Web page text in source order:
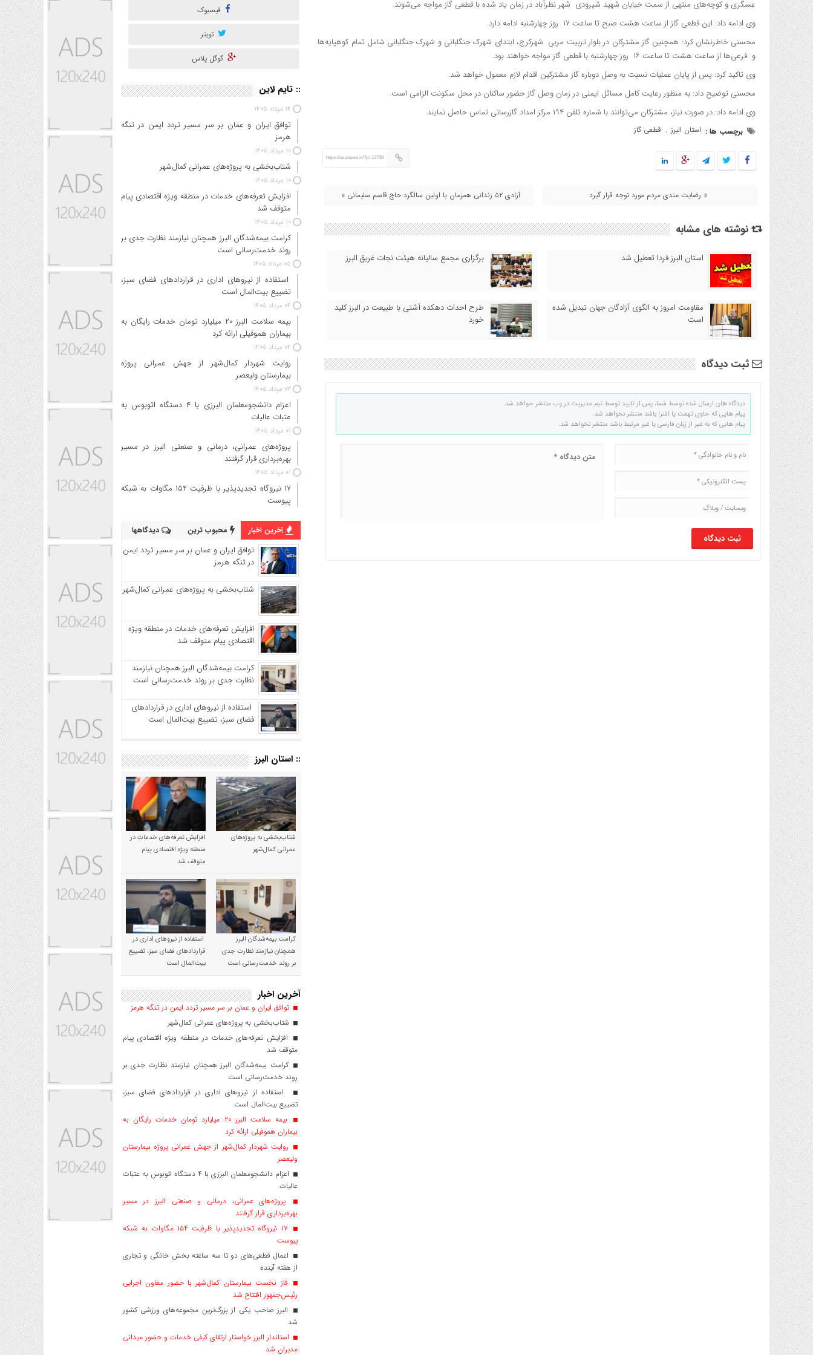
عسگری و کوچه‌های منتهی از سمت خیابان شهید شیرودی شهر نظرآباد در زمان یاد شده با قطعی گاز مواجه می‌شوند.
وی ادامه داد: این قطعی گاز از ساعت هشت صبح تا ساعت ۱۷ روز چهارشنبه ادامه دارد.
محسنی خاطرنشان کرد: همچنین گاز مشترکان در بلوار تربیت مربی شهرکرج، ابتدای شهرک جنگلبانی و شهرک جنگلبانی شامل تمام کوهپایه‌ها
و فرعی‌ها از ساعت هشت تا ساعت ۱۶ روز چهارشنبه با قطعی گاز مواجه خواهند بود.
وی تاکید کرد: پس از پایان عملیات نسبت به وصل دوباره گاز مشترکین اقدام لازم معمول خواهد شد.
محسنی توضیح داد: به منظور رعایت کامل مسائل ایمنی در زمان وصل گاز حضور ساکنان در محل سکونت الزامی است.
وی ادامه داد: در صورت نیاز، مشترکان می‌توانند با شماره تلفن ۱۹۴ مرکز امداد گازرسانی تماس حاصل نمایند.
برچسب ها : استان البرز , قطعی گاز
https://taranews.ir/?p=12738
« رضایت مندی مردم مورد توجه قرار گیرد آزادی ۵۲ زندانی همزمان با اولین سالگرد حاج قاسم سلیمانی »
نوشته های مشابه
استان البرز فردا تعطیل شد برگزاری مجمع سالیانه هیئت نجات غریق البرز
مقاومت امروز به الگوی آزادگان جهان تبدیل شده
است
طرح احداث دهکده آشتی با طبیعت در البرز کلید
خورد
ثبت دیدگاه
دیدگاه های ارسال شده توسط شما، پس از تایید توسط تیم مدیریت در وب منتشر خواهد شد.
پیام هایی که حاوی تهمت یا افترا باشد منتشر نخواهد شد.
پیام هایی که به غیر از زبان فارسی یا غیر مرتبط باشد منتشر نخواهد شد.
فیسبوک
تویتر
گوگل پلاس
:: تایم لاین
۱۴ مرداد ۱۴۰۵
توافق ایران و عمان بر سر مسیر تردد ایمن در تنگه
هرمز
۱۰ مرداد ۱۴۰۵
شتاب‌بخشی به پروژه‌های عمرانی کمال‌شهر
۱۰ مرداد ۱۴۰۵
افزایش تعرفه‌های خدمات در منطقه ویژه اقتصادی پیام
متوقف شد
۱۰ مرداد ۱۴۰۵
کرامت بیمه‌شدگان البرز همچنان نیازمند نظارت جدی بر
روند خدمت‌رسانی است
۰۵ مرداد ۱۴۰۵
استفاده از نیروهای اداری در قراردادهای فضای سبز،
تضییع بیت‌المال است
۰۴ مرداد ۱۴۰۵
بیمه سلامت البرز ۲۰ میلیارد تومان خدمات رایگان به
بیماران هموفیلی ارائه کرد
۰۴ مرداد ۱۴۰۵
روایت شهردار کمال‌شهر از جهش عمرانی پروژه
بیمارستان ولیعصر
۰۳ مرداد ۱۴۰۵
اعزام دانشجو‌معلمان البرزی با ۴ دستگاه اتوبوس به
عتبات عالیات
۰۱ مرداد ۱۴۰۵
پروژه‌های عمرانی، درمانی و صنعتی البرز در مسیر
بهره‌برداری قرار گرفتند
۰۱ مرداد ۱۴۰۵
۱۷ نیروگاه تجدیدپذیر با ظرفیت ۱۵۴ مگاوات به شبکه
پیوست
آخرین اخبار محبوب ترین دیدگاهها
توافق ایران و عمان بر سر مسیر تردد ایمن
در تنگه هرمز
شتاب‌بخشی به پروژه‌های عمرانی کمال‌شهر
افزایش تعرفه‌های خدمات در منطقه ویژه
اقتصادی پیام متوقف شد
کرامت بیمه‌شدگان البرز همچنان نیازمند
نظارت جدی بر روند خدمت‌رسانی است
استفاده از نیروهای اداری در قراردادهای
فضای سبز، تضییع بیت‌المال است
:: استان البرز
شتاب‌بخشی به پروژه‌های
عمرانی کمال‌شهر
افزایش تعرفه‌های خدمات در
منطقه ویژه اقتصادی پیام
متوقف شد
کرامت بیمه‌شدگان البرز
همچنان نیازمند نظارت جدی
بر روند خدمت‌رسانی است
استفاده از نیروهای اداری در
قراردادهای فضای سبز، تضییع
بیت‌المال است
آخرین اخبار
توافق ایران و عمان بر سر مسیر تردد ایمن در تنگه هرمز
شتاب‌بخشی به پروژه‌های عمرانی کمال‌شهر
افزایش تعرفه‌های خدمات در منطقه ویژه اقتصادی پیام
متوقف شد
کرامت بیمه‌شدگان البرز همچنان نیازمند نظارت جدی بر
روند خدمت‌رسانی است
استفاده از نیروهای اداری در قراردادهای فضای سبز،
تضییع بیت‌المال است
بیمه سلامت البرز ۲۰ میلیارد تومان خدمات رایگان به
بیماران هموفیلی ارائه کرد
روایت شهردار کمال‌شهر از جهش عمرانی پروژه بیمارستان
ولیعصر
اعزام دانشجو‌معلمان البرزی با ۴ دستگاه اتوبوس به عتبات
عالیات
پروژه‌های عمرانی، درمانی و صنعتی البرز در مسیر
بهره‌برداری قرار گرفتند
۱۷ نیروگاه تجدیدپذیر با ظرفیت ۱۵۴ مگاوات به شبکه
پیوست
اعمال قطعی‌های دو تا سه ساعته بخش خانگی و تجاری
از هفته آینده
فاز نخست بیمارستان کمال‌شهر با حضور معاون اجرایی
رئیس‌جمهور افتتاح شد
البرز صاحب یکی از بزرگ‌ترین مجموعه‌های ورزشی کشور
شد
استاندار البرز خواستار ارتقای کیفی خدمات و حضور میدانی
مدیران شد